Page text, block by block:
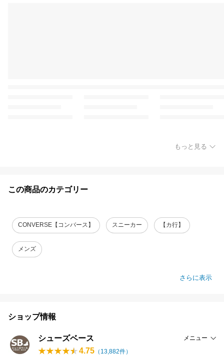
もっと見る
この商品のカテゴリー
CONVERSE【コンバース】 スニーカー 【カ行】
メンズ
さらに表示
ショップ情報
シューズベース メニュー
4.75 （ 13,882件）